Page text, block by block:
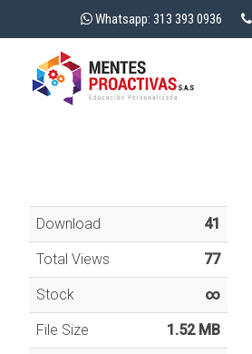
Whatsapp: 313 393 0936
Download 41
Total Views 77
Stock ∞
File Size 1.52 MB